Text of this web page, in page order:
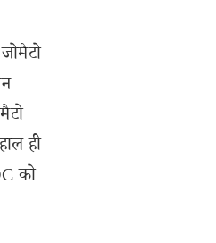
ही
को